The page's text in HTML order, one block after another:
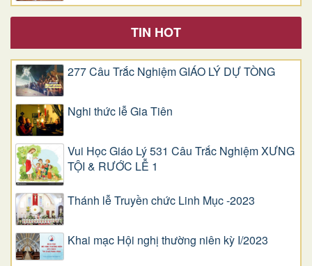
TIN HOT
277 Câu Trắc Nghiệm GIÁO LÝ DỰ TÒNG
Nghi thức lễ Gia Tiên
Vui Học Giáo Lý 531 Câu Trắc Nghiệm XƯNG
TỘI & RƯỚC LỄ 1
Thánh lễ Truyền chức Linh Mục -2023
Khai mạc Hội nghị thường niên kỳ I/2023